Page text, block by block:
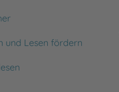
und Lesen fördern